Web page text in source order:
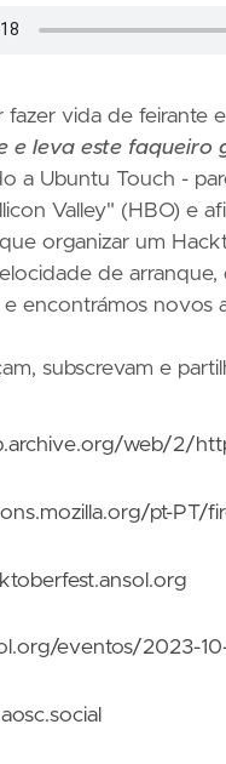
fazer vida de feirante
e leva este faqueiro
a Ubuntu Touch -
Valley" (HBO) e
organizar um
de arranque,
e encontrámos novos
subscrevam e
web/2/
pt-PT/
eventos/2023-